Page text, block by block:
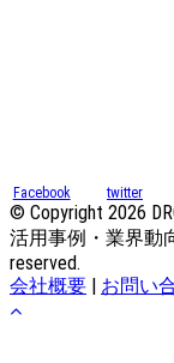
Facebook twitter
© Copyright 2026
活用事例・業界動
reserved.
会社概要
お問い